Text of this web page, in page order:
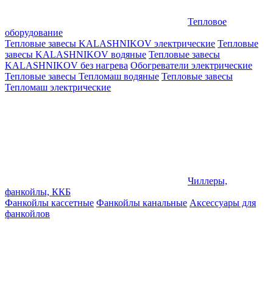
Тепловое
оборудование
Тепловые завесы KALASHNIKOV электрические Тепловые
завесы KALASHNIKOV водяные Тепловые завесы
KALASHNIKOV без нагрева Обогреватели электрические
Тепловые завесы Тепломаш водяные Тепловые завесы
Тепломаш электрические
Чиллеры,
фанкойлы, ККБ
Фанкойлы кассетные Фанкойлы канальные Аксессуары для
фанкойлов